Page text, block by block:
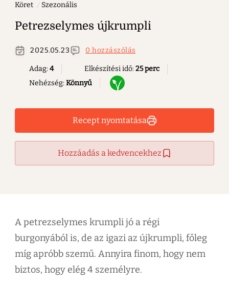
Köret Szezonális
Petrezselymes újkrumpli
2025.05.23 0 hozzászólás
Adag:4 Elkészítési idő:25 perc
Nehézség:Könnyű
Recept nyomtatása
Hozzáadás a kedvencekhez
A petrezselymes krumpli jó a régi
burgonyából is, de az igazi az újkrumpli, főleg
míg apróbb szemű. Annyira finom, hogy nem
biztos, hogy elég 4 személyre.